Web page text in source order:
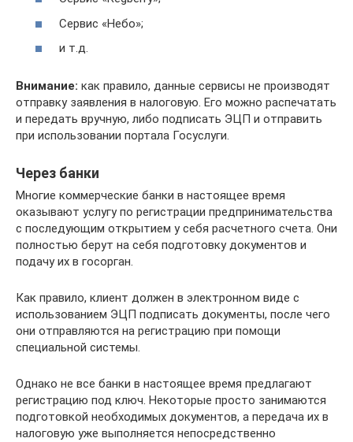
Сервис «Небо»;
и т.д.
Внимание: как правило, данные сервисы не производят
отправку заявления в налоговую. Его можно распечатать
и передать вручную, либо подписать ЭЦП и отправить
при использовании портала Госуслуги.
Через банки
Многие коммерческие банки в настоящее время
оказывают услугу по регистрации предпринимательства
с последующим открытием у себя расчетного счета. Они
полностью берут на себя подготовку документов и
подачу их в госорган.
Как правило, клиент должен в электронном виде с
использованием ЭЦП подписать документы, после чего
они отправляются на регистрацию при помощи
специальной системы.
Однако не все банки в настоящее время предлагают
регистрацию под ключ. Некоторые просто занимаются
подготовкой необходимых документов, а передача их в
налоговую уже выполняется непосредственно